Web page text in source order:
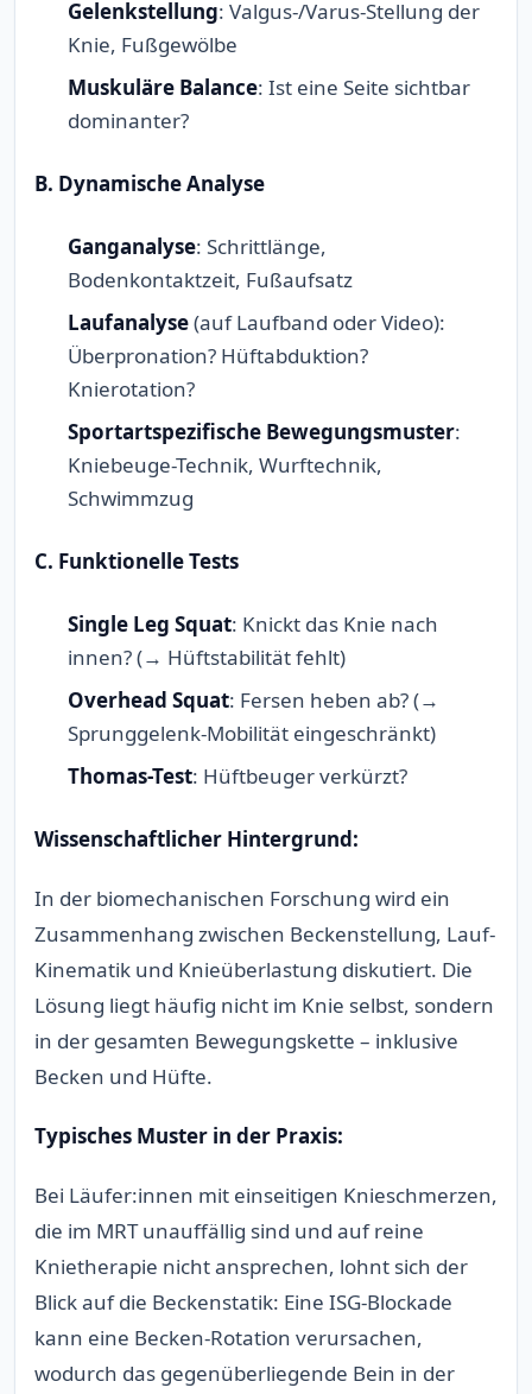
Gelenkstellung: Valgus-/Varus-Stellung der
Knie, Fußgewölbe
Muskuläre Balance: Ist eine Seite sichtbar
dominanter?
B. Dynamische Analyse
Ganganalyse: Schrittlänge,
Bodenkontaktzeit, Fußaufsatz
Laufanalyse(auf Laufband oder Video):
Überpronation? Hüftabduktion?
Knierotation?
Sportartspezifische Bewegungsmuster:
Kniebeuge-Technik, Wurftechnik,
Schwimmzug
C. Funktionelle Tests
Single Leg Squat: Knickt das Knie nach
innen? (→ Hüftstabilität fehlt)
Overhead Squat: Fersen heben ab? (→
Sprunggelenk-Mobilität eingeschränkt)
Thomas-Test: Hüftbeuger verkürzt?
Wissenschaftlicher Hintergrund:
In der biomechanischen Forschung wird ein
Zusammenhang zwischen Beckenstellung, Lauf-
Kinematik und Knieüberlastung diskutiert. Die
Lösung liegt häufig nicht im Knie selbst, sondern
in der gesamten Bewegungskette – inklusive
Becken und Hüfte.
Typisches Muster in der Praxis:
Bei Läufer:innen mit einseitigen Knieschmerzen,
die im MRT unauffällig sind und auf reine
Knietherapie nicht ansprechen, lohnt sich der
Blick auf die Beckenstatik: Eine ISG-Blockade
kann eine Becken-Rotation verursachen,
wodurch das gegenüberliegende Bein in der